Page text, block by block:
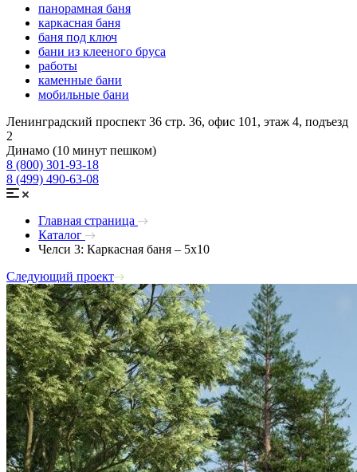
панорамная баня
каркасная баня
баня под ключ
бани из клееного бруса
работы
каменные бани
мобильные бани
Ленинградский проспект 36 стр. 36, офис 101, этаж 4, подъезд
2
Динамо (10 минут пешком)
8 (800) 301-93-18
8 (499) 490-63-08
Главная страница
Каталог
Челси 3: Каркасная баня – 5х10
Следующий проект